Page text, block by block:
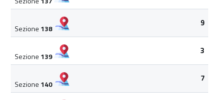
Sezione 138
9
Sezione 139
3
Sezione 140
7